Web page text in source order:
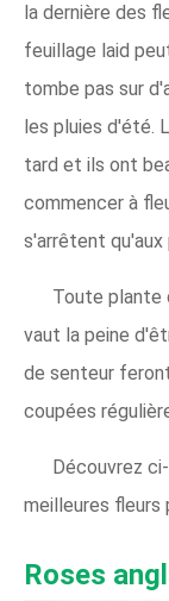
la dernière des
feuillage laid
tombe pas sur
les pluies d'été.
tard et ils ont
commencer à
s'arrêtent qu'aux
Toute plante
vaut la peine
de senteur
coupées
Découvrez
meilleures fleurs
Roses